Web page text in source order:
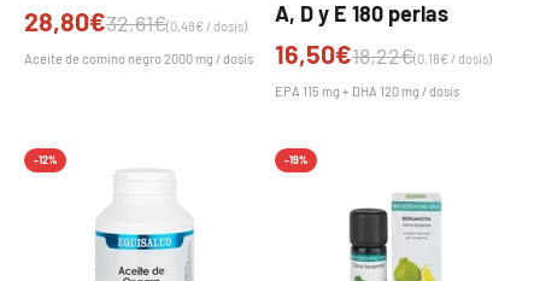
Precio de oferta
28,80€Precio normal
32,61€(0,48€ / dosis)
Aceite de comino negro 2000 mg / dosis
A, D y E 180 perlas
Precio de oferta
16,50€Precio normal
18,22€(0,18€ / dosis)
EPA 115 mg + DHA 120 mg / dosis
-12% -19%